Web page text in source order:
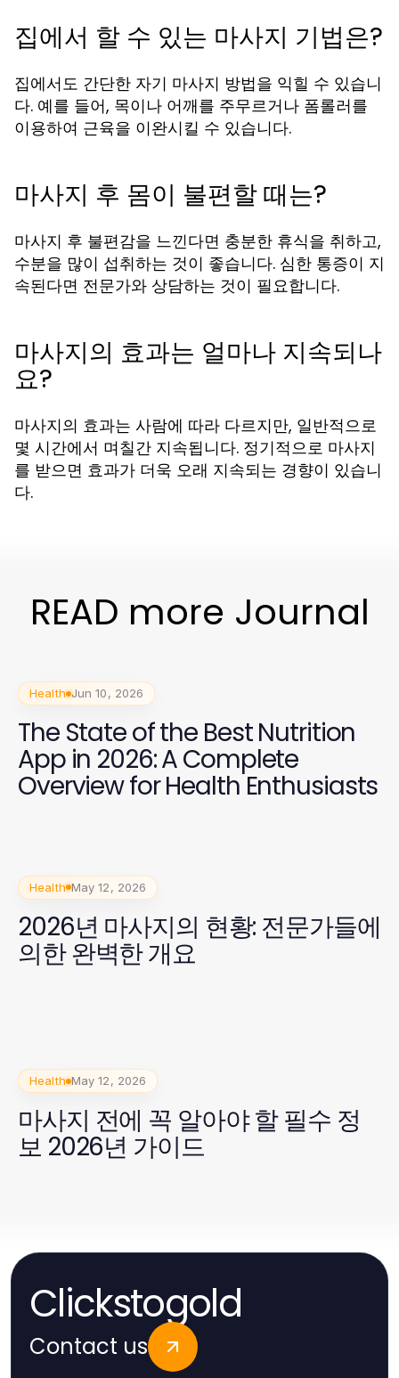
집에서 할 수 있는 마사지 기법은?
집에서도 간단한 자기 마사지 방법을 익힐 수 있습니
다. 예를 들어, 목이나 어깨를 주무르거나 폼롤러를
이용하여 근육을 이완시킬 수 있습니다.
마사지 후 몸이 불편할 때는?
마사지 후 불편감을 느낀다면 충분한 휴식을 취하고,
수분을 많이 섭취하는 것이 좋습니다. 심한 통증이 지
속된다면 전문가와 상담하는 것이 필요합니다.
마사지의 효과는 얼마나 지속되나
요?
마사지의 효과는 사람에 따라 다르지만, 일반적으로
몇 시간에서 며칠간 지속됩니다. 정기적으로 마사지
를 받으면 효과가 더욱 오래 지속되는 경향이 있습니
다.
READ more Journal
Health Jun 10, 2026
The State of the Best Nutrition
App in 2026: A Complete
Overview for Health Enthusiasts
Health May 12, 2026
2026년 마사지의 현황: 전문가들에
의한 완벽한 개요
Health May 12, 2026
마사지 전에 꼭 알아야 할 필수 정
보 2026년 가이드
Clickstogold
Contact us